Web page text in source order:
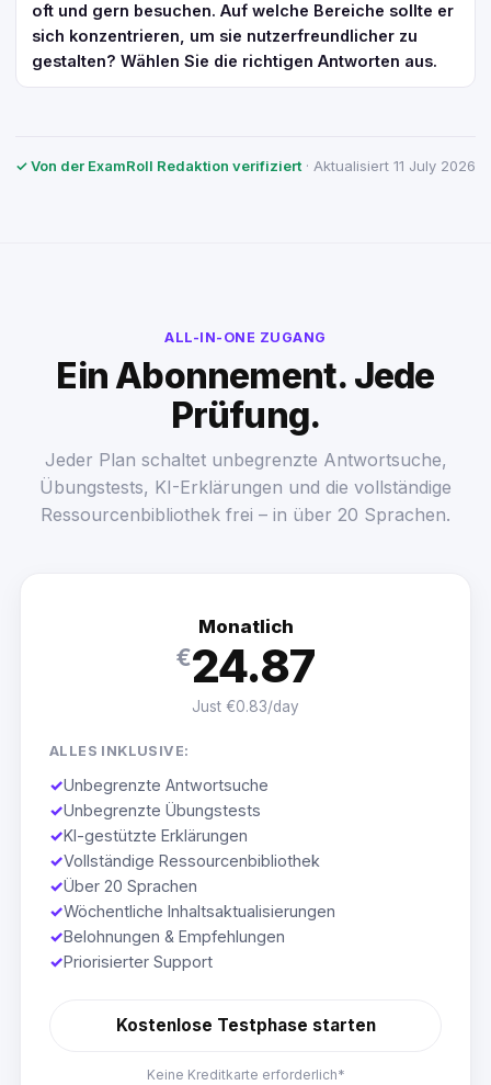
oft und gern besuchen. Auf welche Bereiche sollte er
sich konzentrieren, um sie nutzerfreundlicher zu
gestalten? Wählen Sie die richtigen Antworten aus.
✓ Von der ExamRoll Redaktion verifiziert · Aktualisiert 11 July 2026
ALL-IN-ONE ZUGANG
Ein Abonnement. Jede
Prüfung.
Jeder Plan schaltet unbegrenzte Antwortsuche,
Übungstests, KI-Erklärungen und die vollständige
Ressourcenbibliothek frei – in über 20 Sprachen.
Monatlich
€24.87
Just €0.83/day
ALLES INKLUSIVE:
✓Unbegrenzte Antwortsuche
✓Unbegrenzte Übungstests
✓KI-gestützte Erklärungen
✓Vollständige Ressourcenbibliothek
✓Über 20 Sprachen
✓Wöchentliche Inhaltsaktualisierungen
✓Belohnungen & Empfehlungen
✓Priorisierter Support
Kostenlose Testphase starten
Keine Kreditkarte erforderlich*